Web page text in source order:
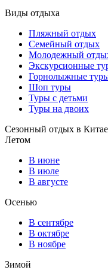
Виды отдыха
Пляжный отдых
Семейный отдых
Молодежный
Экскурсионные
Горнолыжные
Шоп туры
Туры с детьми
Туры на двоих
Сезонный отдых в Китае
Летом
В июне
В июле
В августе
Осенью
В сентябре
В октябре
В ноябре
Зимой